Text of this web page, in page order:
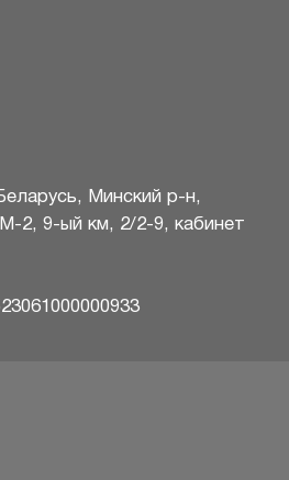
, Минский р-н,
2, 9-ый км, 2/2-9, кабинет